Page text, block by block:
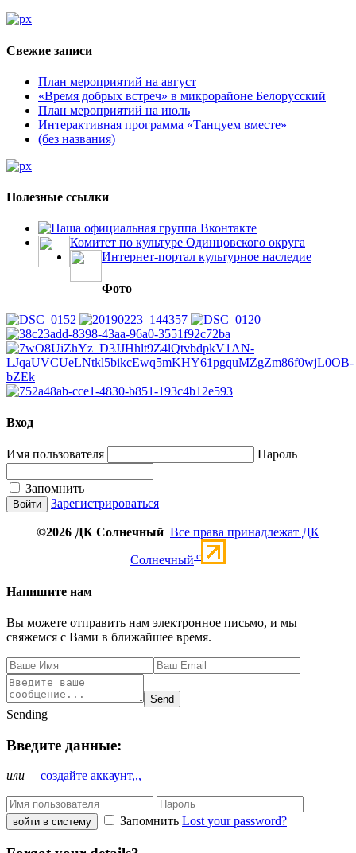
Свежие записи
План мероприятий на август
«Время добрых встреч» в микрорайоне Белорусский
План мероприятий на июль
Интерактивная программа «Танцуем вместе»
(без названия)
Полезные ссылки
Наша официальная группа Вконтакте
Комитет по культуре Одинцовского округа
Интернет-портал культурное наследие
Фото
Вход
Имя пользователя Пароль
Запомнить
Зарегистрироваться
©2026 ДК Солнечный Все права принадлежат ДК
Солнечный c
Напишите нам
Вы можете отправить нам электронное письмо, и мы
свяжемся с Вами в ближайшее время.
Send
Sending
Введите данные:
или создайте аккаунт,,,
войти в систему Запомнить Lost your password?